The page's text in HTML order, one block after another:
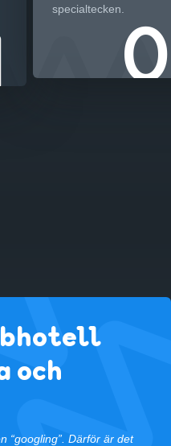
specialtecken.
och
“googling”. Därför är det